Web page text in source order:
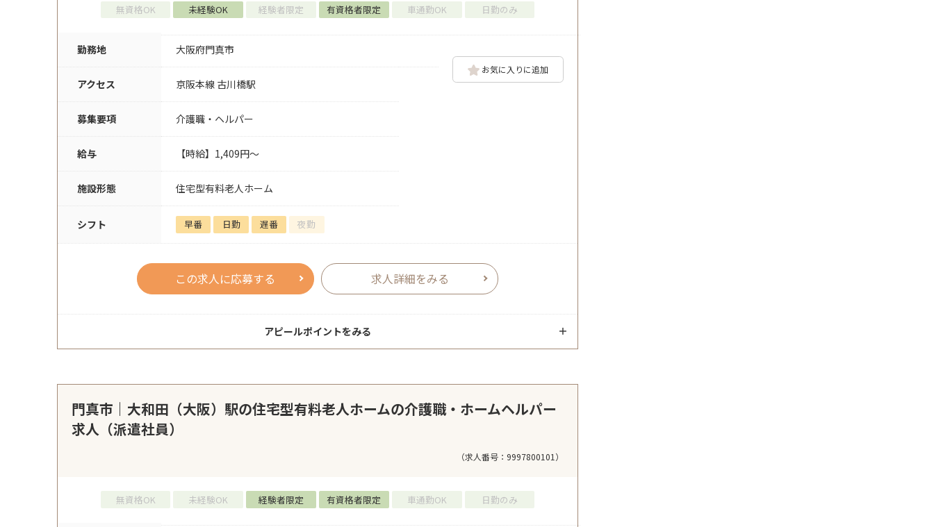
無資格OK 未経験OK 経験者限定 有資格者限定 車通勤OK 日勤のみ
勤務地 大阪府門真市
アクセス 京阪本線 古川橋駅
募集要項 介護職・ヘルパー
給与 【時給】1,409円～
施設形態 住宅型有料老人ホーム
シフト 早番 日勤 遅番 夜勤
お気に入りに追加
この求人に応募する 求人詳細をみる
アピールポイントをみる
門真市｜大和田（大阪）駅の住宅型有料老人ホームの介護職・ホームヘルパー
求人（派遣社員）
（求人番号：9997800101）
無資格OK 未経験OK 経験者限定 有資格者限定 車通勤OK 日勤のみ